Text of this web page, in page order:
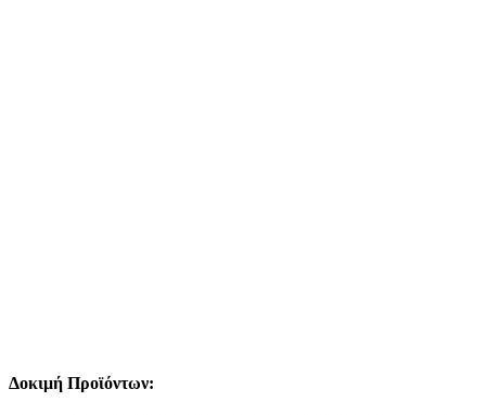
Δοκιμή Προϊόντων: